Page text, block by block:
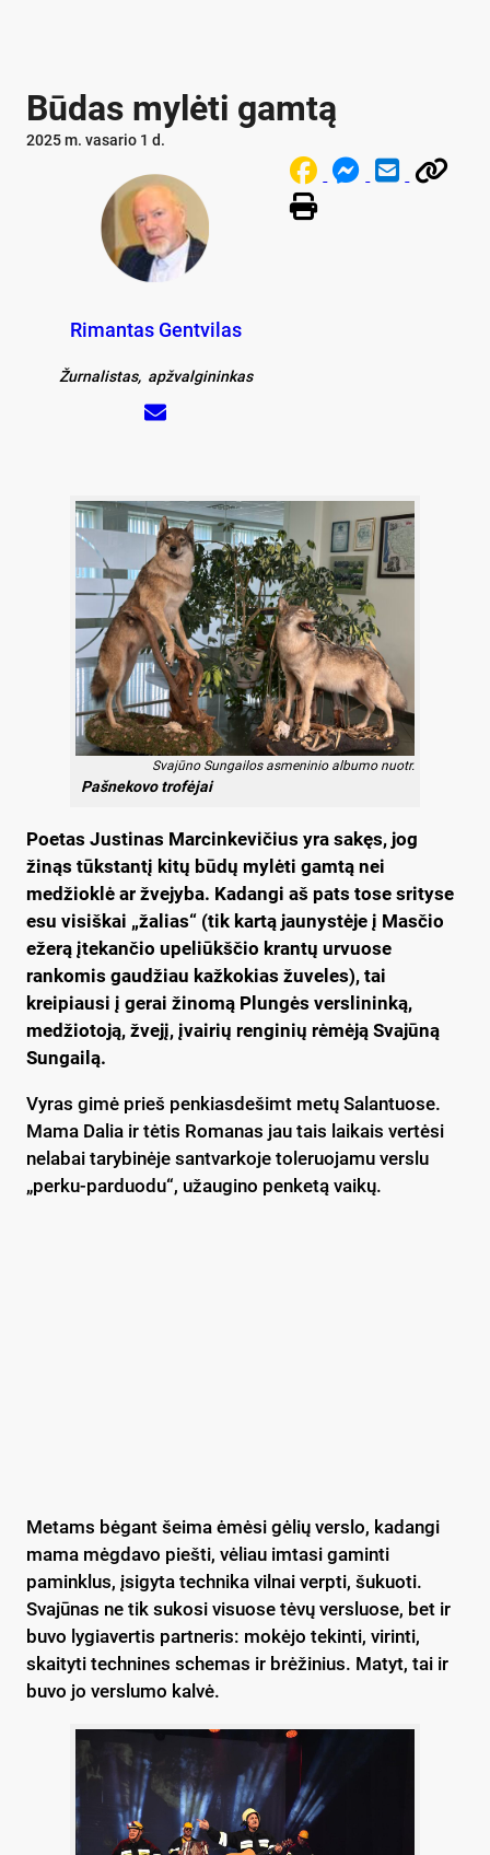
Būdas mylėti gamtą
2025 m. vasario 1 d.
Rimantas Gentvilas
Žurnalistas, apžvalgininkas
Svajūno Sungailos asmeninio albumo nuotr.
Pašnekovo trofėjai
Poetas Justinas Marcinkevičius yra sakęs, jog
žinąs tūkstantį kitų būdų mylėti gamtą nei
medžioklė ar žvejyba. Kadangi aš pats tose srityse
esu visiškai „žalias“ (tik kartą jaunystėje į Masčio
ežerą įtekančio upeliūkščio krantų urvuose
rankomis gaudžiau kažkokias žuveles), tai
kreipiausi į gerai žinomą Plungės verslininką,
medžiotoją, žvejį, įvairių renginių rėmėją Svajūną
Sungailą.
Vyras gimė prieš penkiasdešimt metų Salantuose.
Mama Dalia ir tėtis Romanas jau tais laikais vertėsi
nelabai tarybinėje santvarkoje toleruojamu verslu
„perku-parduodu“, užaugino penketą vaikų.
Metams bėgant šeima ėmėsi gėlių verslo, kadangi
mama mėgdavo piešti, vėliau imtasi gaminti
paminklus, įsigyta technika vilnai verpti, šukuoti.
Svajūnas ne tik sukosi visuose tėvų versluose, bet ir
buvo lygiavertis partneris: mokėjo tekinti, virinti,
skaityti technines schemas ir brėžinius. Matyt, tai ir
buvo jo verslumo kalvė.